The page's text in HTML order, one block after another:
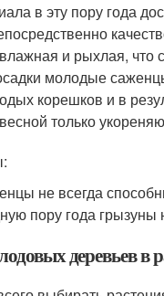
в эту пору года
и рыхлая, что
молодые
корешков и в
только
не всегда
пору года
деревьев в